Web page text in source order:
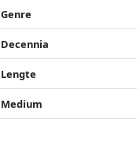
Genre
Decennia
Lengte
Medium